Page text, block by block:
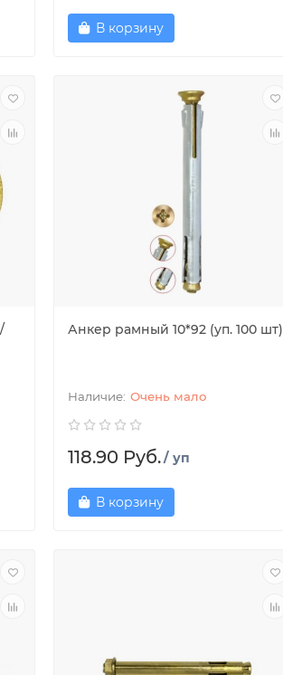
В корзину
Анкер рамный 10*92 (уп. 100 шт)
Очень мало
118.90 Руб./ уп
В корзину